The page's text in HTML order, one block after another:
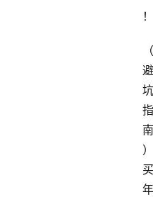
！
（
避
坑
指
南
）
买
年